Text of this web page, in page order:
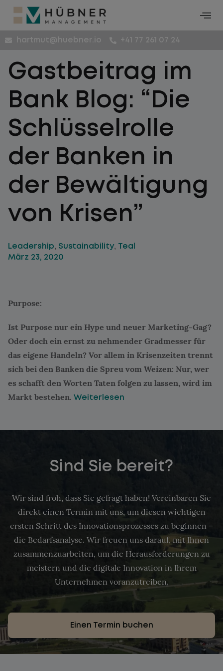
hartmut@huebner.io +41 77 261 07 24
Gastbeitrag im
Bank Blog: “Die
Schlüsselrolle
der Banken in
der Bewältigung
von Krisen”
Leadership, Sustainability, Teal
März 23, 2020
Purpose:
Ist Purpose nur ein Hype und neuer Marketing-Gag?
Oder doch ein ernst zu nehmender Gradmesser für
das eigene Handeln? Vor allem in Krisenzeiten trennt
sich bei den Banken die Spreu vom Weizen: Nur, wer
es schafft den Worten Taten folgen zu lassen, wird im
Markt bestehen. Weiterlesen
Sind Sie bereit?
Wir sind froh, dass Sie gefragt haben! Vereinbaren Sie
direkt einen Termin mit uns, um diesen wichtigen
ersten Schritt des Innovationsprozesses zu beginnen –
die Bedarfsanalyse. Wir freuen uns darauf, mit Ihnen
zusammenzuarbeiten, um die Herausforderungen zu
meistern und die digitale Innovation in Ihrem
Unternehmen voranzutreiben.
Einen Termin buchen